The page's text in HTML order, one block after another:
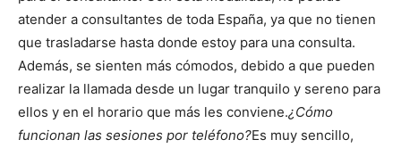
atender a consultantes de toda España, ya que no tienen
que trasladarse hasta donde estoy para una consulta.
Además, se sienten más cómodos, debido a que pueden
realizar la llamada desde un lugar tranquilo y sereno para
ellos y en el horario que más les conviene.¿Cómo
funcionan las sesiones por teléfono?Es muy sencillo,